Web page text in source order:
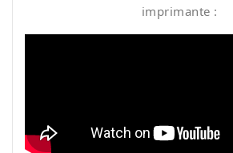
imprimante :